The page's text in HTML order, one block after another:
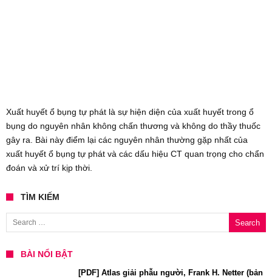
Xuất huyết ổ bụng tự phát là sự hiện diện của xuất huyết trong ổ
bụng do nguyên nhân không chấn thương và không do thầy thuốc
gây ra. Bài này điểm lại các nguyên nhân thường gặp nhất của
xuất huyết ổ bụng tự phát và các dấu hiệu CT quan trọng cho chẩn
đoán và xử trí kịp thời.
TÌM KIẾM
Search for:
BÀI NỔI BẬT
[PDF] Atlas giải phẫu người, Frank H. Netter (bản